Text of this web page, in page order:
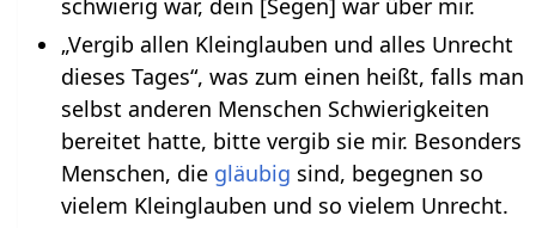
„Vergib allen Kleinglauben und alles Unrecht
dieses Tages“, was zum einen heißt, falls man
selbst anderen Menschen Schwierigkeiten
bereitet hatte, bitte vergib sie mir. Besonders
Menschen, die gläubig sind, begegnen so
vielem Kleinglauben und so vielem Unrecht.